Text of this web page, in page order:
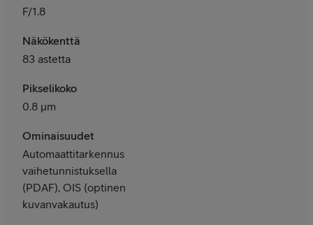
F/1.8
Näkökenttä
83 astetta
Pikselikoko
0.8 μm
Ominaisuudet
Automaattitarkennus
vaihetunnistuksella
(PDAF), OIS (optinen
kuvanvakautus)